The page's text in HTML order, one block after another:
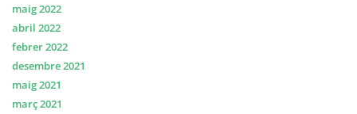
maig 2022
abril 2022
febrer 2022
desembre 2021
maig 2021
març 2021